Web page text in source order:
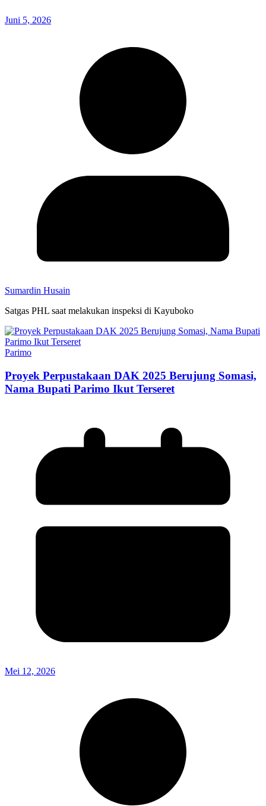
Juni 5, 2026
Sumardin Husain
Satgas PHL saat melakukan inspeksi di Kayuboko
Parimo
Proyek Perpustakaan DAK 2025 Berujung Somasi,
Nama Bupati Parimo Ikut Terseret
Mei 12, 2026